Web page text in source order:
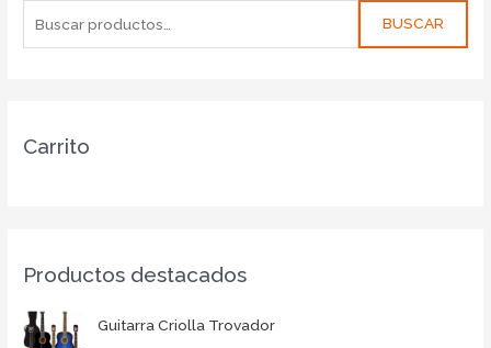
BUSCAR
Carrito
Productos destacados
Guitarra Criolla Trovador